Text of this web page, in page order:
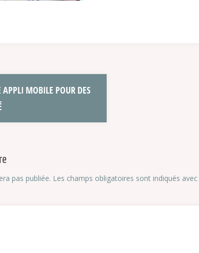
APPLI MOBILE POUR DES
pas publiée. Les champs obligatoires sont indiqués avec